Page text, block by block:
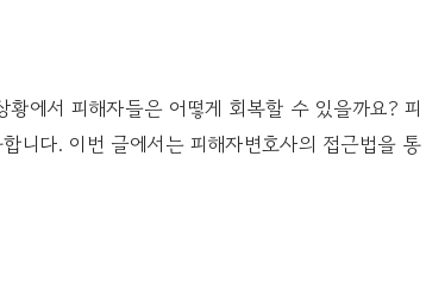
에서 피해자들은 어떻게 회복할 수 있을까요? 피
니다. 이번 글에서는 피해자변호사의 접근법을 통